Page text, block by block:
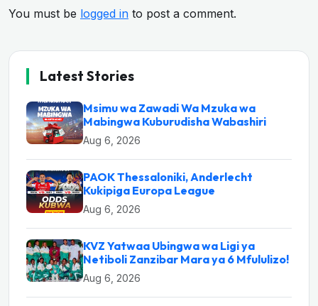
You must be logged in to post a comment.
Latest Stories
Msimu wa Zawadi Wa Mzuka wa
Mabingwa Kuburudisha Wabashiri
Aug 6, 2026
PAOK Thessaloniki, Anderlecht
Kukipiga Europa League
Aug 6, 2026
KVZ Yatwaa Ubingwa wa Ligi ya
Netiboli Zanzibar Mara ya 6 Mfululizo!
Aug 6, 2026